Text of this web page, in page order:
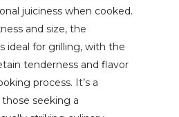
juiciness when cooked.
and size, the
ideal for grilling, with the
tenderness and flavor
process. It’s a
seeking a